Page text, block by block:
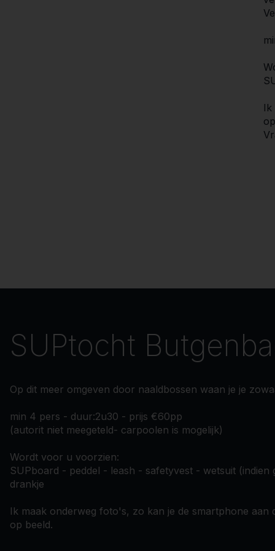
Ik
SUPtocht
Op dit meer omgeven door naaldbossen waan je je
min 4 pers - duur:2u30 - prijs €60pp
(autorit niet meegeteld- carpoolen is mogelijk)
Wordt voor u voorzien:
SUPboard - peddel - leash - safetyvest - wetsuit
drankje
Ik maak onderweg foto's, zo kan je de smartphone
op beeld.